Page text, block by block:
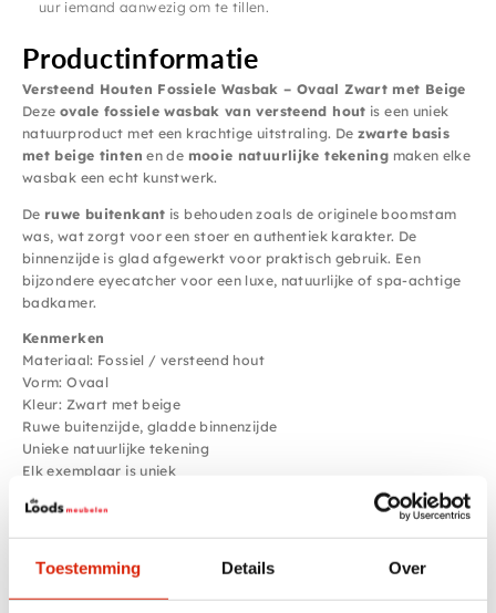
Toestemming Details Over
uur iemand aanwezig om te tillen.
Productinformatie
Versteend Houten Fossiele Wasbak – Ovaal Zwart met Beige
Deze ovale fossiele wasbak van versteend hout is een uniek
natuurproduct met een krachtige uitstraling. De zwarte basis
met beige tinten en de mooie natuurlijke tekening maken elke
wasbak een echt kunstwerk.
De ruwe buitenkant is behouden zoals de originele boomstam
was, wat zorgt voor een stoer en authentiek karakter. De
binnenzijde is glad afgewerkt voor praktisch gebruik. Een
bijzondere eyecatcher voor een luxe, natuurlijke of spa-achtige
badkamer.
Kenmerken
Materiaal: Fossiel / versteend hout
Vorm: Ovaal
Kleur: Zwart met beige
Ruwe buitenzijde, gladde binnenzijde
Unieke natuurlijke tekening
Elk exemplaar is uniek
samenkomen.